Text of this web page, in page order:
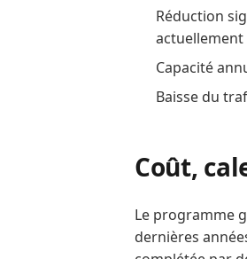
Réduction
actuellement
Capacité
Baisse du
Coût,
Le programme
dernières